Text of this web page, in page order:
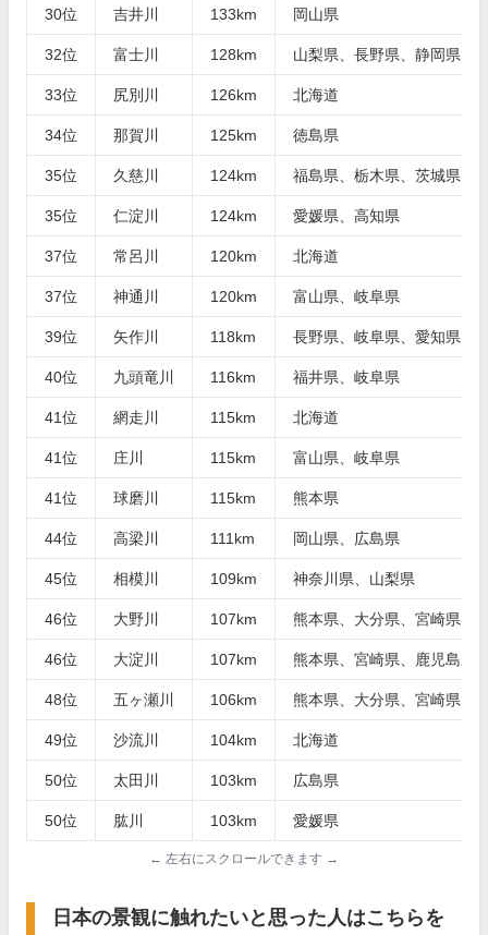
30位 吉井川 133km 岡山県
32位 富士川 128km 山梨県、長野県、静岡県
33位 尻別川 126km 北海道
34位 那賀川 125km 徳島県
35位 久慈川 124km 福島県、栃木県、茨城県
35位 仁淀川 124km 愛媛県、高知県
37位 常呂川 120km 北海道
37位 神通川 120km 富山県、岐阜県
39位 矢作川 118km 長野県、岐阜県、愛知県
40位 九頭竜川 116km 福井県、岐阜県
41位 網走川 115km 北海道
41位 庄川 115km 富山県、岐阜県
41位 球磨川 115km 熊本県
44位 高梁川 111km 岡山県、広島県
45位 相模川 109km 神奈川県、山梨県
46位 大野川 107km 熊本県、大分県、宮崎県
46位 大淀川 107km 熊本県、宮崎県、鹿児島県
48位 五ヶ瀬川 106km 熊本県、大分県、宮崎県
49位 沙流川 104km 北海道
50位 太田川 103km 広島県
50位 肱川 103km 愛媛県
← 左右にスクロールできます →
日本の景観に触れたいと思った人はこちらを